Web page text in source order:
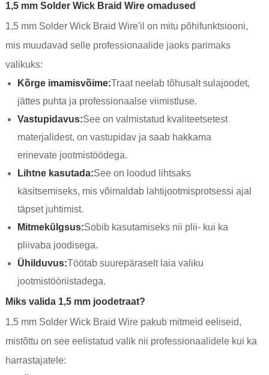
1,5 mm Solder Wick Braid Wire omadused
1,5 mm Solder Wick Braid Wire'il on mitu põhifunktsiooni,
mis muudavad selle professionaalide jaoks parimaks
valikuks:
Kõrge imamisvõime:Traat neelab tõhusalt sulajoodet,
jättes puhta ja professionaalse viimistluse.
Vastupidavus:See on valmistatud kvaliteetsetest
materjalidest, on vastupidav ja saab hakkama
erinevate jootmistöödega.
Lihtne kasutada:See on loodud lihtsaks
käsitsemiseks, mis võimaldab lahtijootmisprotsessi ajal
täpset juhtimist.
Mitmekülgsus:Sobib kasutamiseks nii plii- kui ka
pliivaba joodisega.
Ühilduvus:Töötab suurepäraselt laia valiku
jootmistööriistadega.
Miks valida 1,5 mm joodetraat?
1,5 mm Solder Wick Braid Wire pakub mitmeid eeliseid,
mistõttu on see eelistatud valik nii professionaalidele kui ka
harrastajatele: